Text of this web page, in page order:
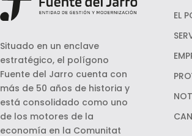
Situado en un enclave
estratégico, el polígono
Fuente del Jarro cuenta con
más de 50 años de historia y
está consolidado como uno
de los motores de la
economía en la Comunitat
EL